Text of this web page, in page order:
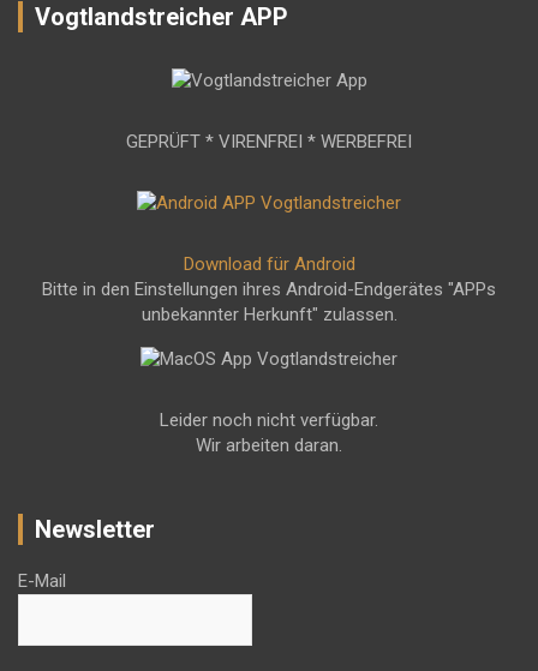
Vogtlandstreicher APP
GEPRÜFT * VIRENFREI * WERBEFREI
Download für Android
Bitte in den Einstellungen ihres Android-Endgerätes "APPs
unbekannter Herkunft" zulassen.
Leider noch nicht verfügbar.
Wir arbeiten daran.
Newsletter
E-Mail